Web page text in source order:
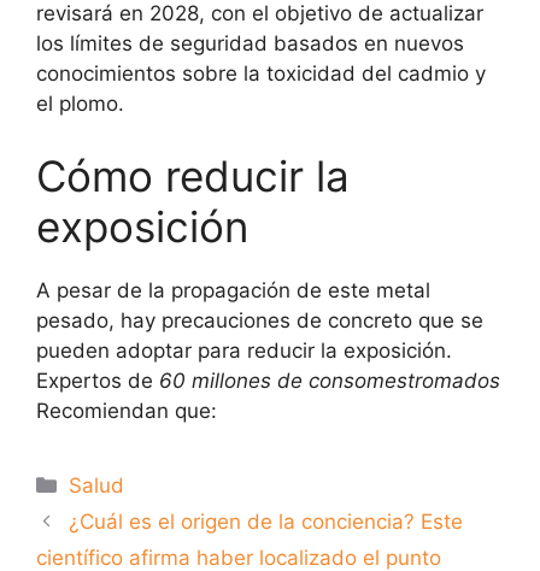
revisará en 2028, con el objetivo de actualizar
los límites de seguridad basados ​​en nuevos
conocimientos sobre la toxicidad del cadmio y
el plomo.
Cómo reducir la
exposición
A pesar de la propagación de este metal
pesado, hay precauciones de concreto que se
pueden adoptar para reducir la exposición.
Expertos de 60 millones de consomestromados
Recomiendan que:
Categorías
Salud
¿Cuál es el origen de la conciencia? Este
científico afirma haber localizado el punto